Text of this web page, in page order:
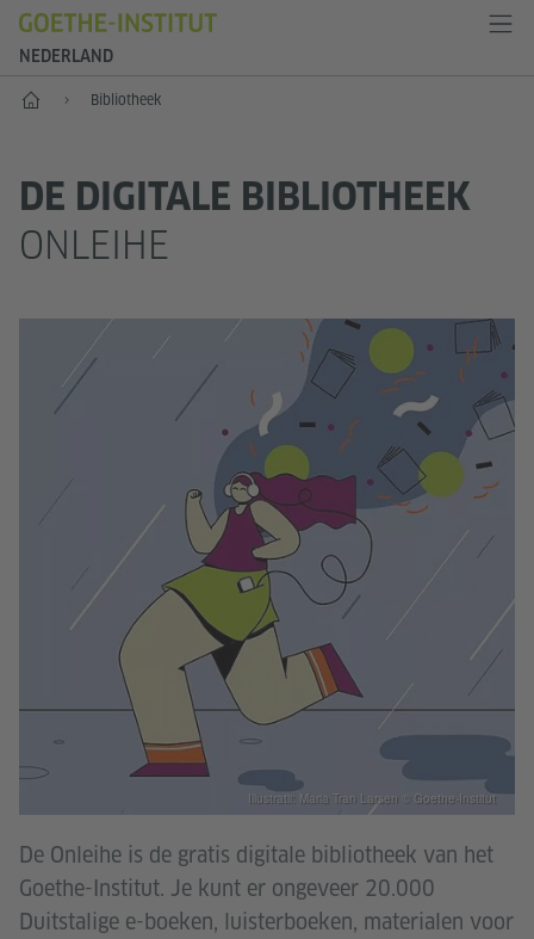
NEDERLAND
Goethe-Institut Niederlande
Bibliotheek
DE DIGITALE BIBLIOTHEEK
ONLEIHE
Illustratii: Maria Tran Larsen © Goethe-Institut
De Onleihe is de gratis digitale bibliotheek van het
Goethe-Institut. Je kunt er ongeveer 20.000
Duitstalige e-boeken, luisterboeken, materialen voor